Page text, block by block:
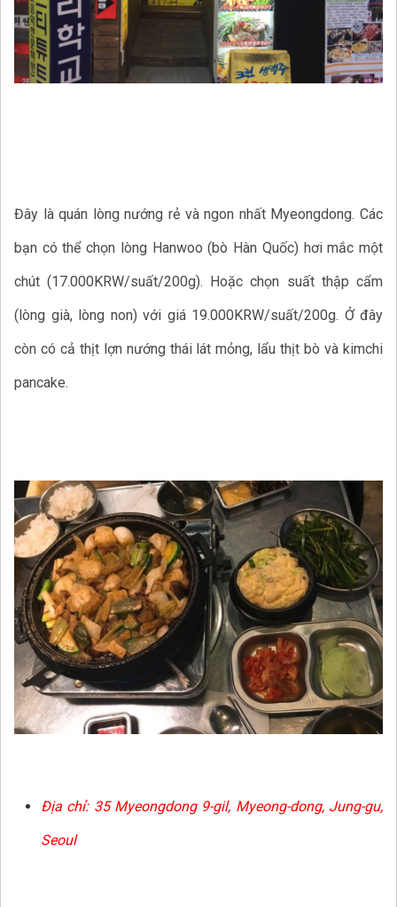
Đây là quán lòng nướng rẻ và ngon nhất Myeongdong. Các
bạn có thể chọn lòng Hanwoo (bò Hàn Quốc) hơi mắc một
chút (17.000KRW/suất/200g). Hoặc chọn suất thập cẩm
(lòng già, lòng non) với giá 19.000KRW/suất/200g. Ở đây
còn có cả thịt lợn nướng thái lát mỏng, lẩu thịt bò và kimchi
pancake.
Địa chỉ: 35 Myeongdong 9-gil, Myeong-dong, Jung-gu,
Seoul